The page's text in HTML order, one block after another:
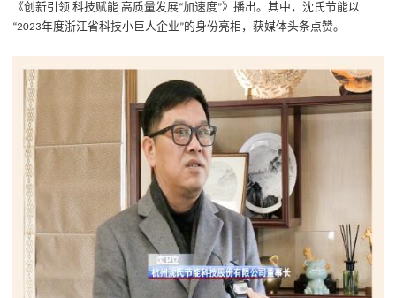
《创新引领 科技赋能 高质量发展“加速度”》播出。其中，沈氏节能以
“2023年度浙江省科技小巨人企业”的身份亮相，获媒体头条点赞。